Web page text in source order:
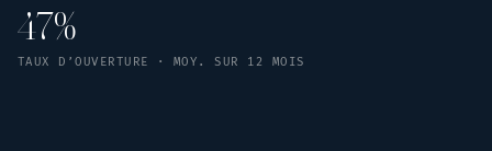
47%
TAUX D’OUVERTURE · MOY. SUR 12 MOIS